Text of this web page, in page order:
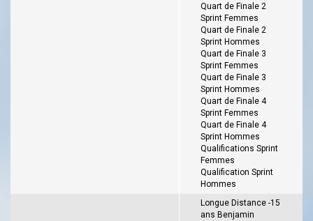
Quart de Finale 2
Sprint Femmes
Quart de Finale 2
Sprint Hommes
Quart de Finale 3
Sprint Femmes
Quart de Finale 3
Sprint Hommes
Quart de Finale 4
Sprint Femmes
Quart de Finale 4
Sprint Hommes
Qualifications Sprint
Femmes
Qualification Sprint
Hommes
Longue Distance -15
ans Benjamin